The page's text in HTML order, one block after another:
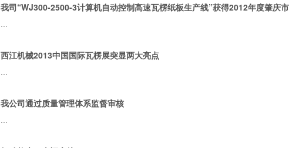
我司“WJ300-2500-3计算机自动控制高速瓦楞纸板生产线”获得2012年度肇庆
西江机械2013中国国际瓦楞展突显两大亮点
我公司通过质量管理体系监督审核